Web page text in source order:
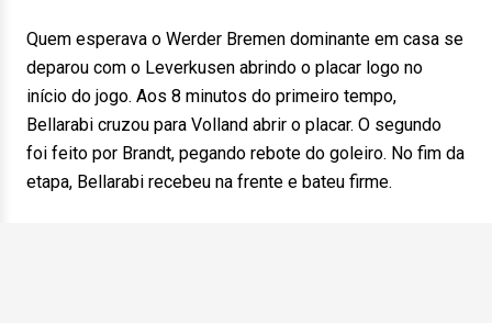
Quem esperava o Werder Bremen dominante em casa se
deparou com o Leverkusen abrindo o placar logo no
início do jogo. Aos 8 minutos do primeiro tempo,
Bellarabi cruzou para Volland abrir o placar. O segundo
foi feito por Brandt, pegando rebote do goleiro. No fim da
etapa, Bellarabi recebeu na frente e bateu firme.